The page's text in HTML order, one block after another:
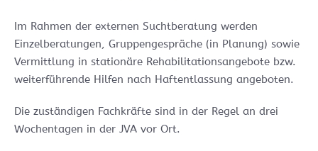
Im Rahmen der externen Suchtberatung werden
Einzelberatungen, Gruppengespräche (in Planung) sowie
Vermittlung in stationäre Rehabilitationsangebote bzw.
weiterführende Hilfen nach Haftentlassung angeboten.
Die zuständigen Fachkräfte sind in der Regel an drei
Wochentagen in der JVA vor Ort.